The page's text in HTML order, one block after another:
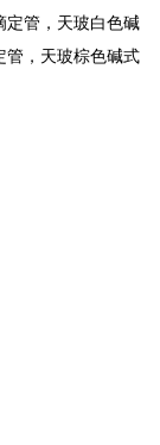
定管，天玻白色碱
管，天玻棕色碱式